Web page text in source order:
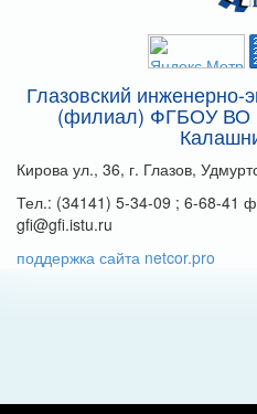
Глазовский инженерно-
(филиал) ФГБОУ ВО
Кирова ул., 36, г. Глазов,
Тел.: (34141) 5-34-09 ; 6-68-41
gfi@gfi.istu.ru
поддержка сайта netcor.pro